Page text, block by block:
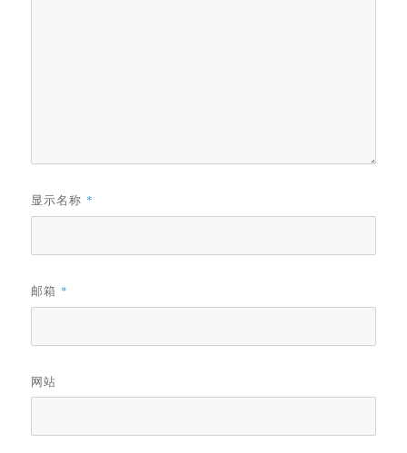
显示名称 *
邮箱 *
网站